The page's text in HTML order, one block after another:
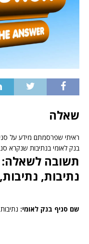
שאלה
ראיתי שפרסמתם מידע על
בנק לאומי בנתיבות שנקרא
נתיבות,
שם סניף בנק לאומי: נתיבות